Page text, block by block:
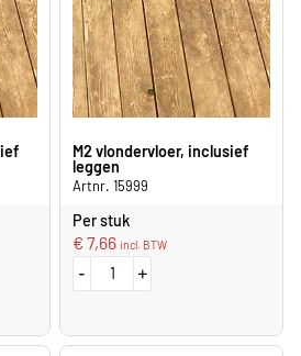
m2 vlondervloer, inclusief
leggen
Artnr. 15999
Per stuk
€ 7,66 incl. BTW
- +